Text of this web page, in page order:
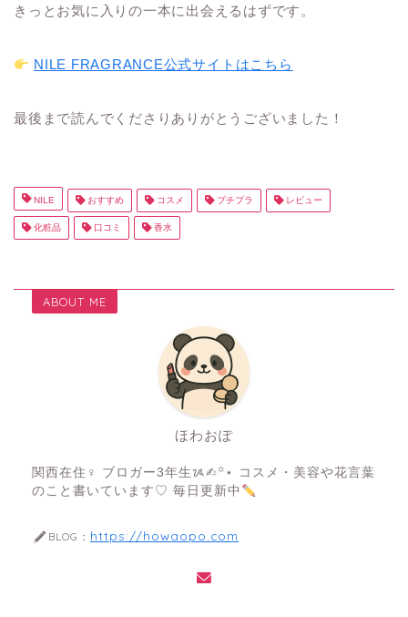
きっとお気に入りの一本に出会えるはずです。
NILE FRAGRANCE公式サイトはこちら
最後まで読んでくださりありがとうございました！
NILE おすすめ コスメ プチプラ レビュー
化粧品 口コミ 香水
ABOUT ME
ほわおぽ
関西在住♀ ブロガー3年生ᝰ✍︎꙳⋆ コスメ・美容や花言葉
のこと書いています♡ 毎日更新中
BLOG： https://howaopo.com